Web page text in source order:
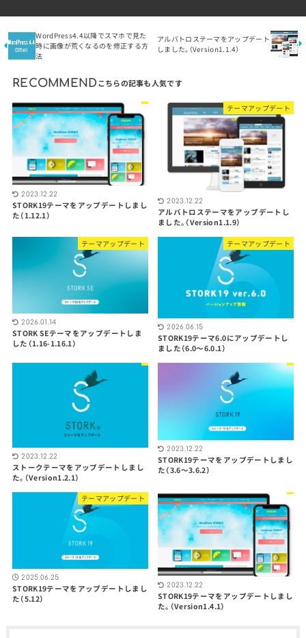
WordPress4.4以降でスマホで見た
時に画像が荒くなるのを修正する方
法
アルバトロステーマをアップデート
しました。（Version1.1.4）
RECOMMEND
2023.12.22
STORK19テーマをアップデートしまし
た（1.12.1）
テーマアップデート
2023.12.22
アルバトロステーマをアップデートし
ました。（Version1.1.9）
テーマアップデート
2026.01.14
STORK SEテーマをアップデートしま
した（1.16-1.16.1）
テーマアップデート
2026.06.15
STORK19テーマ6.0にアップデートし
ました（6.0〜6.0.1）
2023.12.22
ストークテーマをアップデートしまし
た。（Version1.2.1）
2023.12.22
STORK19テーマをアップデートしまし
た（3.6〜3.6.2）
テーマアップデート
2025.06.25
STORK19テーマをアップデートしまし
た（5.12）
2023.12.22
STORK19テーマをアップデートしまし
た。（Version1.4.1）